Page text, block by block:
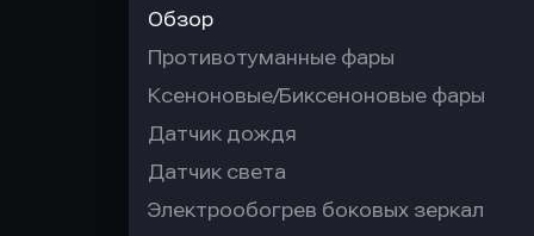
Обзор
Противотуманные фары
Ксеноновые/Биксеноновые фары
Датчик дождя
Датчик света
Электрообогрев боковых зеркал